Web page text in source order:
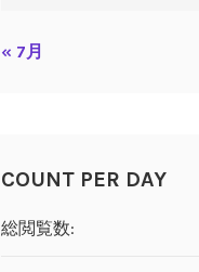
« 7月
COUNT PER DAY
総閲覧数: